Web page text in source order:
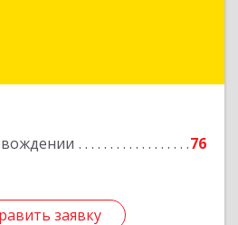
76
заявку
область, Тацинский район,
заявку